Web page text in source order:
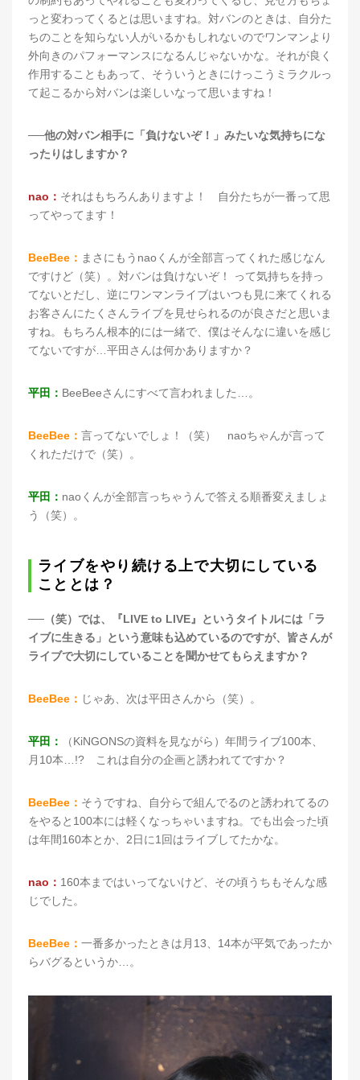
っと変わってくるとは思いますね。対バンのときは、自分た
ちのことを知らない人がいるかもしれないのでワンマンより
外向きのパフォーマンスになるんじゃないかな。それが良く
作用することもあって、そういうときにけっこうミラクルっ
て起こるから対バンは楽しいなって思いますね！
──他の対バン相手に「負けないぞ！」みたいな気持ちにな
ったりはしますか？
nao： それはもちろんありますよ！ 自分たちが一番って思
ってやってます！
BeeBee： まさにもうnaoくんが全部言ってくれた感じなん
ですけど（笑）。対バンは負けないぞ！ って気持ちを持っ
てないとだし、逆にワンマンライブはいつも見に来てくれる
お客さんにたくさんライブを見せられるのが良さだと思いま
すね。もちろん根本的には一緒で、僕はそんなに違いを感じ
てないですが…平田さんは何かありますか？
平田： BeeBeeさんにすべて言われました…。
BeeBee： 言ってないでしょ！（笑） naoちゃんが言って
くれただけで（笑）。
平田： naoくんが全部言っちゃうんで答える順番変えましょ
う（笑）。
ライブをやり続ける上で大切にしている
こととは？
──（笑）では、『LIVE to LIVE』というタイトルには「ラ
イブに生きる」という意味も込めているのですが、皆さんが
ライブで大切にしていることを聞かせてもらえますか？
BeeBee： じゃあ、次は平田さんから（笑）。
平田：
（KiNGONSの資料を見ながら）年間ライブ100本、
月10本…!? これは自分の企画と誘われてですか？
BeeBee： そうですね、自分らで組んでるのと誘われてるの
をやると100本には軽くなっちゃいますね。でも出会った頃
は年間160本とか、2日に1回はライブしてたかな。
nao： 160本まではいってないけど、その頃うちもそんな感
じでした。
BeeBee： 一番多かったときは月13、14本が平気であったか
らバグるというか…。